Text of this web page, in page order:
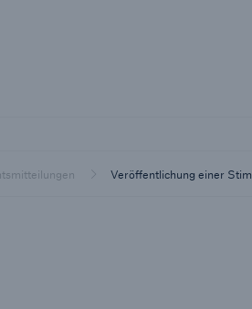
Veröffentlichung einer
für Ihre